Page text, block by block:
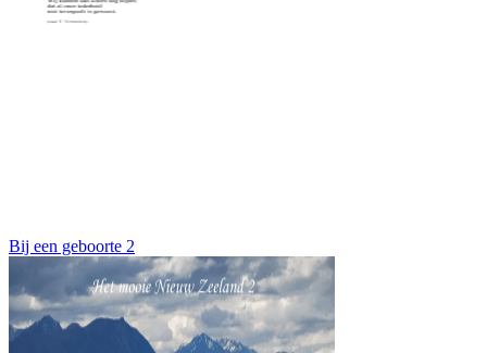
Bij een geboorte 2